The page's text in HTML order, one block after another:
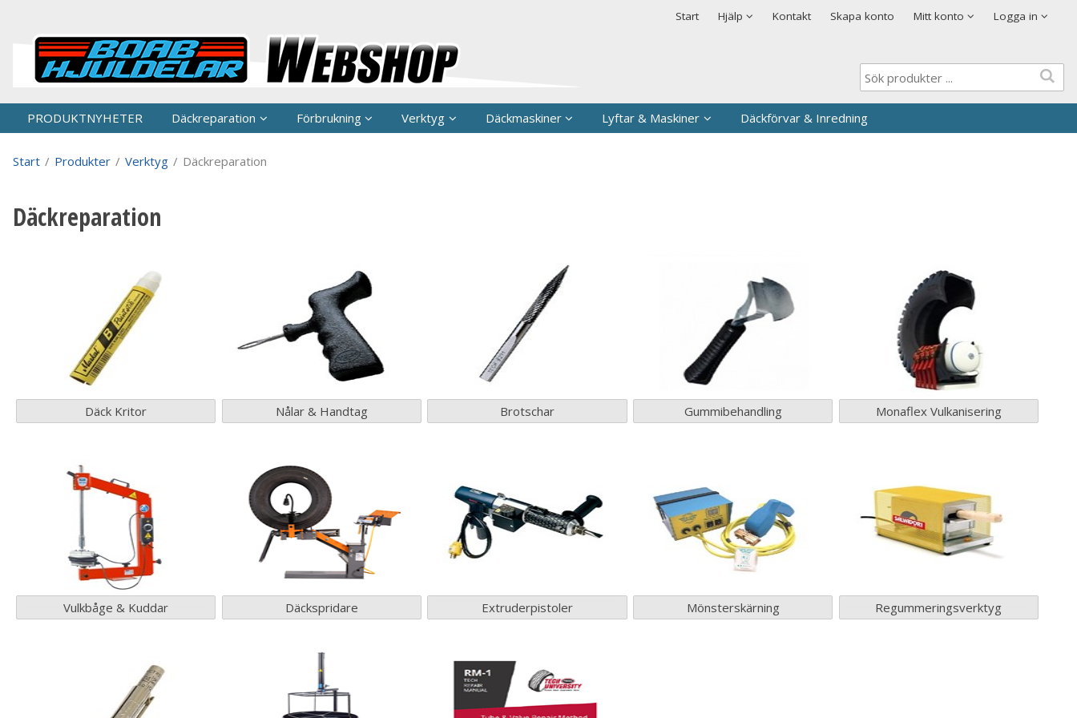
Start Hjälp
Säkerhet & Cookies Kontakt Skapa konto Mitt konto Logga in
Lösenord*
Kom ihåg mig
PRODUKTNYHETER Däckreparation Förbrukning Verktyg Däckmaskiner Lyftar & Maskiner Däckförvar & Inredning
Start / Produkter / Verktyg / Däckreparation
Däckreparation
Däck Kritor Nålar & Handtag Brotschar Gummibehandling Monaflex Vulkanisering
Vulkbåge & Kuddar Däckspridare Extruderpistoler Mönsterskärning Regummeringsverktyg